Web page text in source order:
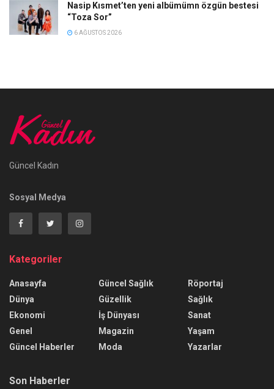
Nasip Kısmet’ten yeni albümümn özgün bestesi
“Toza Sor”
6 AĞUSTOS 2026
Güncel Kadın
Sosyal Medya
Kategoriler
Anasayfa
Dünya
Ekonomi
Genel
Güncel Haberler
Güncel Sağlık
Güzellik
İş Dünyası
Magazin
Moda
Röportaj
Sağlık
Sanat
Yaşam
Yazarlar
Son Haberler